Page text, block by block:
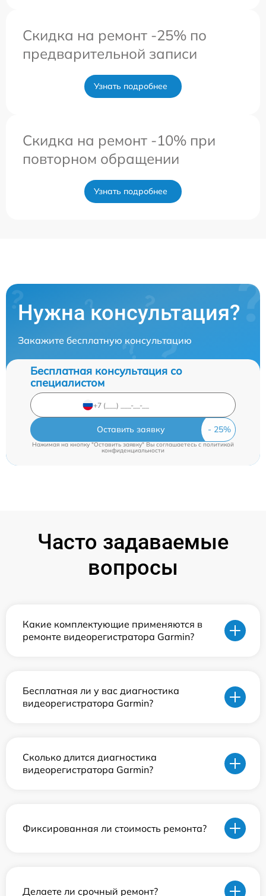
Скидка на ремонт -25% по
предварительной записи
Узнать подробнее
Скидка на ремонт -10% при
повторном обращении
Узнать подробнее
Нужна консультация?
Закажите бесплатную консультацию
Бесплатная консультация со
специалистом
Оставить заявку
Нажимая на кнопку "Оставить заявку" Вы соглашаетесь cполитикой
конфиденциальности
Часто задаваемые
вопросы
Какие комплектующие применяются в
ремонте видеорегистратора Garmin?
Бесплатная ли у вас диагностика
видеорегистратора Garmin?
Сколько длится диагностика
видеорегистратора Garmin?
Фиксированная ли стоимость ремонта?
Делаете ли срочный ремонт?